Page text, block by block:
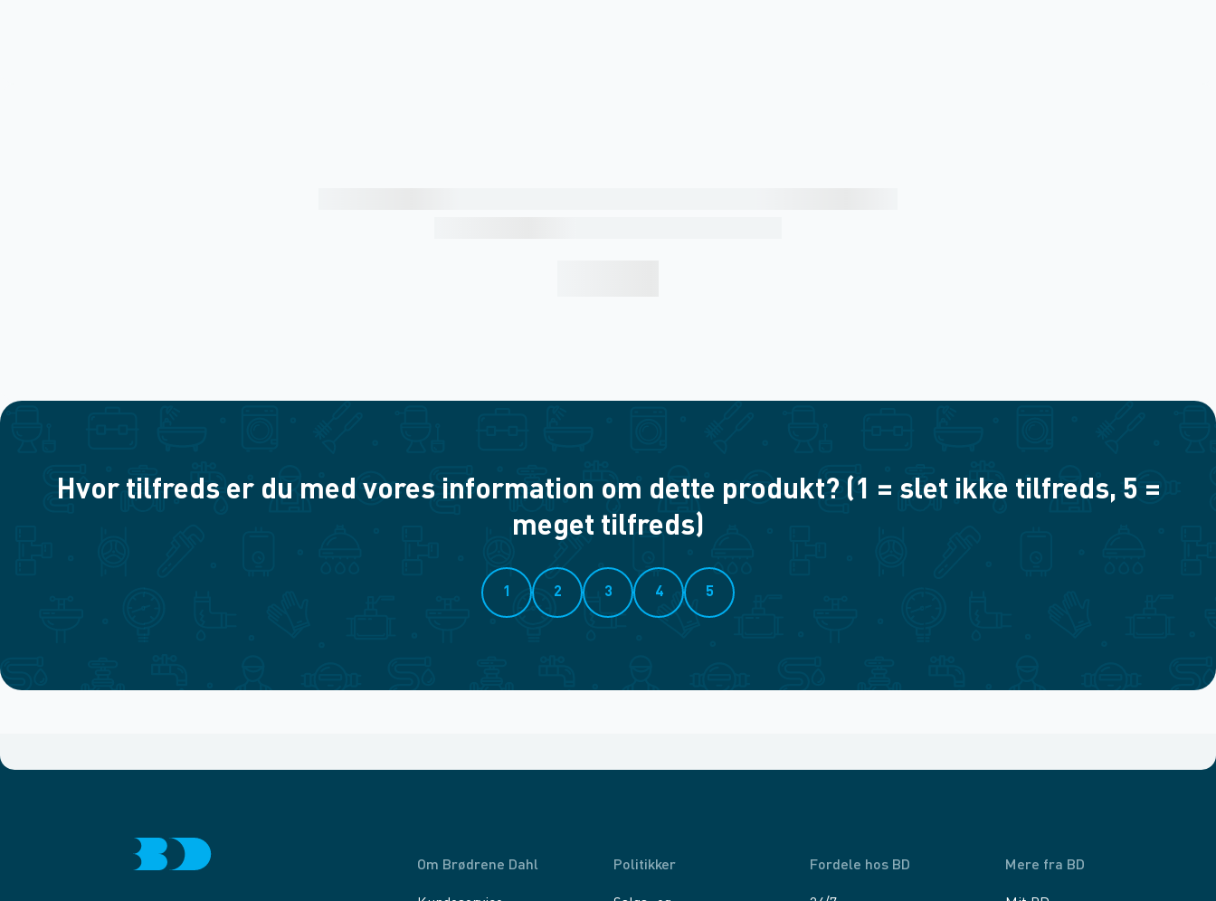
Hvor tilfreds er du med vores information om dette produkt? (1 = slet ikke tilfreds, 5 =
meget tilfreds)
1 2 3 4 5
Om Brødrene Dahl Politikker Fordele hos BD Mere fra BD